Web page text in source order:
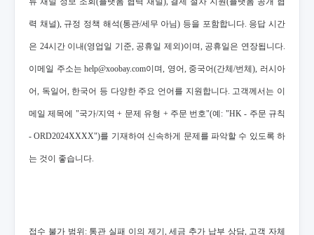
력 채널), 규정 정책 해석(통관/세무 아님) 등을 포함합니다. 응답 시간
은 24시간 이내(영업일 기준, 공휴일 제외)이며, 공휴일은 연장됩니다.
이메일 주소는 help@xoobay.com이며, 영어, 중국어(간체/번체), 러시아
어, 독일어, 한국어 등 다양한 주요 언어를 지원합니다. 고객께서는 이
메일 제목에 "국가/지역 + 문제 유형 + 주문 번호"(예: "HK - 주문 규칙
- ORD2024XXXX")를 기재하여 신속하게 문제를 파악할 수 있도록 하
는 것이 좋습니다.
접수 불가 범위: 통관 실패 이의 제기, 세금 추가 납부 상담, 고객 자체